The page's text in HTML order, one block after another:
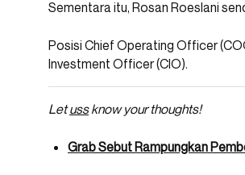
Sementara itu, Rosan Roeslani
Posisi Chief Operating Officer
Investment Officer (CIO).
Letussknow your thoughts!
Grab Sebut Rampungkan